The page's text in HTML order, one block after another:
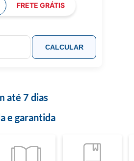
FRETE GRÁTIS
CALCULAR
até 7 dias
e garantida